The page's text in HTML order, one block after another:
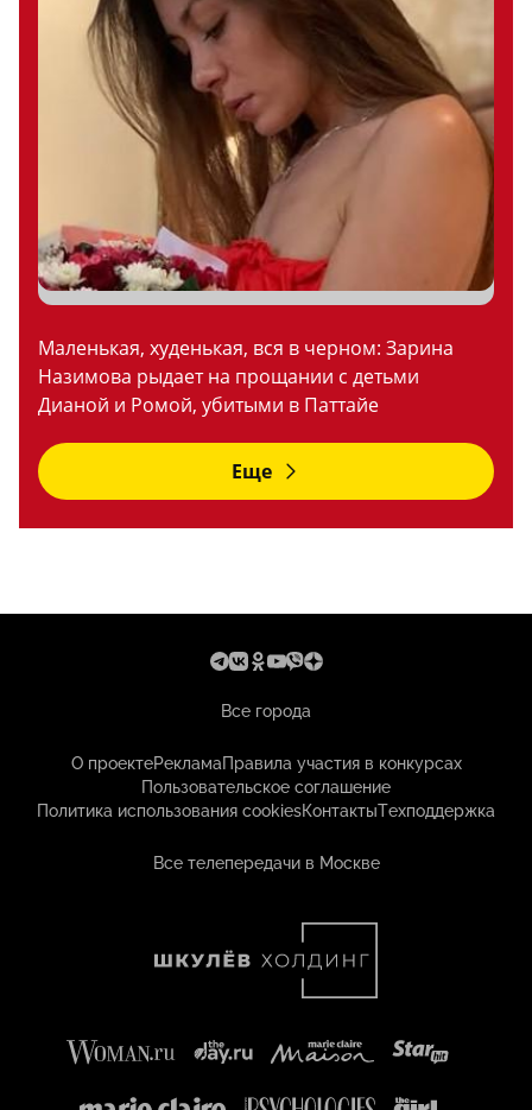
Маленькая, худенькая, вся в черном: Зарина
Назимова рыдает на прощании с детьми
Дианой и Ромой, убитыми в Паттайе
Еще
Все города
О проектеРекламаПравила участия в конкурсах
Пользовательское соглашение
Политика использования cookiesКонтактыТехподдержка
Все телепередачи в Москве